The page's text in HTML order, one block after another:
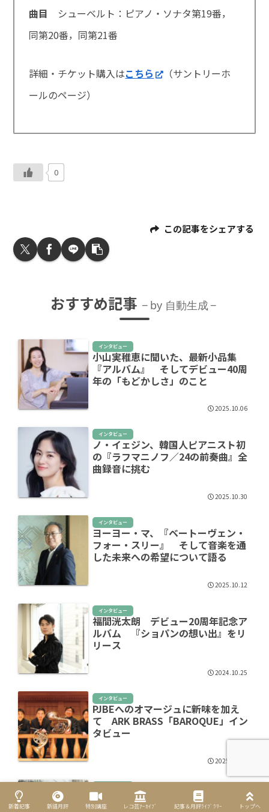
曲目
シューベルト：ピアノ・ソナタ第19番，
同第20番，同第21番
詳細・チケット購入はこちら
（サントリーホ
ールのページ）
0
この記事をシェアする
おすすめ記事 by 自動生成
インタビュー
小山実稚恵に聞いた、最新小品集
『アルバム』 そしてデビュー40周
年の「もどかしさ」のこと
2025.10.06
インタビュー
ノ・イェジン、韓国人ピアニスト初
の『ラフマニノフ／24の前奏曲』全
曲録音に挑む
2025.10.30
インタビュー
ヨーヨー・マ、『ベートーヴェン・
フォー・スリー』 そして音楽を通
した未来への希望について語る
2025.10.12
インタビュー
福間洸太朗 デビュー20周年記念ア
ルバム 『ショパンの想い出』をリ
リース
2024.10.25
インタビュー
PJBEへのオマージュに新味を加え
て ARK BRASS「BAROQUE」イン
タビュー
2025.05.08
鈴木愛美が浜松国際ピアノコンクー
ル 優勝記念のデビューアルバムを
新着記事 新譜月評 特別講座 レコ芸ｱｰｶｲﾌﾞ 記事＆月評ﾗｲﾌﾞﾗﾘｰ トップへ